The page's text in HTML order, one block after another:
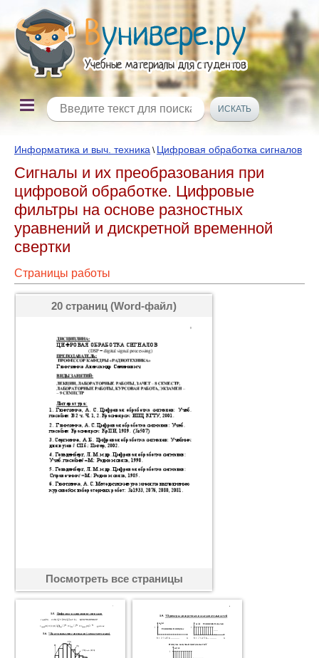
Информатика и выч. техника \ Цифровая обработка сигналов
Сигналы и их преобразования при
цифровой обработке. Цифровые
фильтры на основе разностных
уравнений и дискретной временной
свертки
Страницы работы
20 страниц (Word-файл)
Посмотреть все страницы